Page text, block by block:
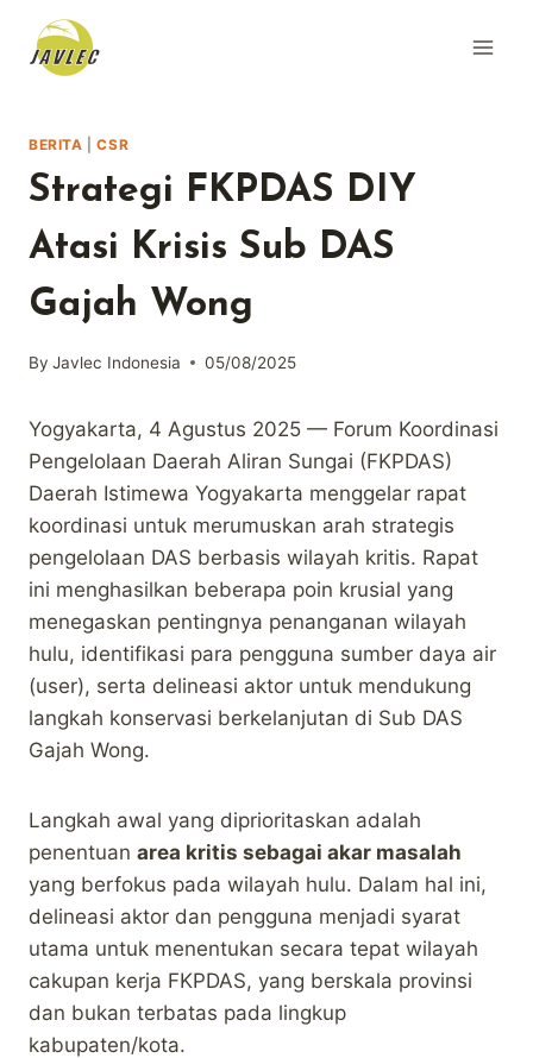
content
BERITA |CSR
Strategi FKPDAS DIY
Atasi Krisis Sub DAS
Gajah Wong
By Javlec Indonesia 05/08/2025
Yogyakarta, 4 Agustus 2025 — Forum Koordinasi
Pengelolaan Daerah Aliran Sungai (FKPDAS)
Daerah Istimewa Yogyakarta menggelar rapat
koordinasi untuk merumuskan arah strategis
pengelolaan DAS berbasis wilayah kritis. Rapat
ini menghasilkan beberapa poin krusial yang
menegaskan pentingnya penanganan wilayah
hulu, identifikasi para pengguna sumber daya air
(user), serta delineasi aktor untuk mendukung
langkah konservasi berkelanjutan di Sub DAS
Gajah Wong.
Langkah awal yang diprioritaskan adalah
penentuan area kritis sebagai akar masalah
yang berfokus pada wilayah hulu. Dalam hal ini,
delineasi aktor dan pengguna menjadi syarat
utama untuk menentukan secara tepat wilayah
cakupan kerja FKPDAS, yang berskala provinsi
dan bukan terbatas pada lingkup
kabupaten/kota.